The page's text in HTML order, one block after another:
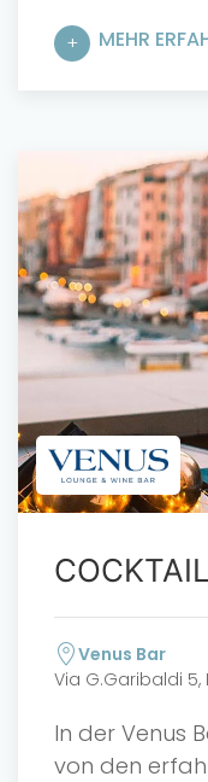
MEHR
Venus Bar
Via G.Garibaldi 5,
In der Venus
von den